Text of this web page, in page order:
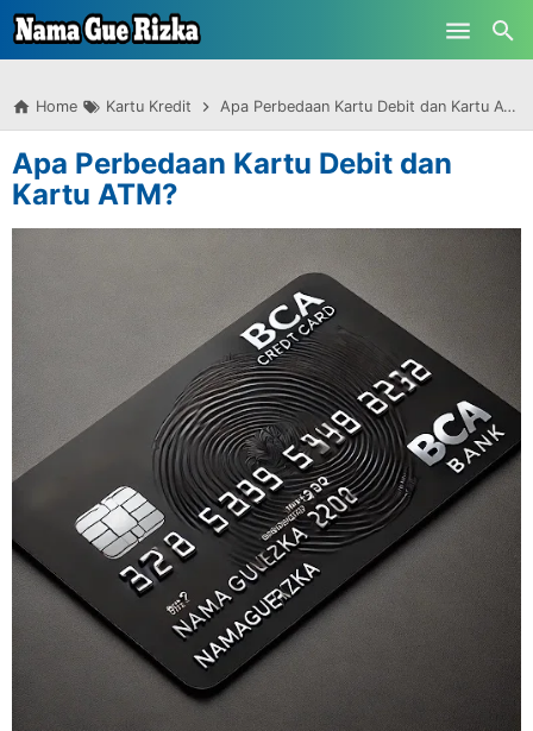
-->
Skip to main content
Home Kartu Kredit Apa Perbedaan Kartu Debit dan Kartu ATM?
Apa Perbedaan Kartu Debit dan
Kartu ATM?